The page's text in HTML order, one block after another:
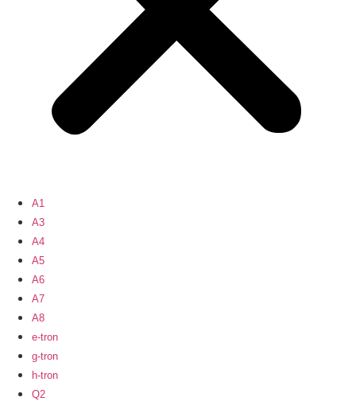
A1
A3
A4
A5
A6
A7
A8
e-tron
g-tron
h-tron
Q2